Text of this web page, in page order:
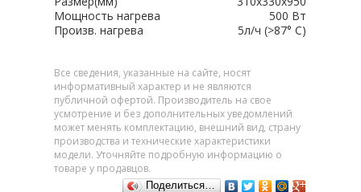
Мощность нагрева
500 Вт
Произв. нагрева
5л/ч (>87° С)
Все сведения, указанные на сайте, носят
информативный характер и не являются
публичной офертой. Производитель на свое
усмотрение и без дополнительных уведомлений
может менять комплектацию, внешний вид, страну
производства и технические характеристики
модели. Уточняйте подробную информацию о
товаре у продавцов.
Поделиться…